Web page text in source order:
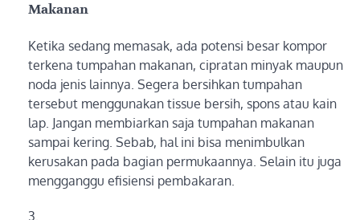
Makanan
Ketika sedang memasak, ada potensi besar kompor
terkena tumpahan makanan, cipratan minyak maupun
noda jenis lainnya. Segera bersihkan tumpahan
tersebut menggunakan tissue bersih, spons atau kain
lap. Jangan membiarkan saja tumpahan makanan
sampai kering. Sebab, hal ini bisa menimbulkan
kerusakan pada bagian permukaannya. Selain itu juga
mengganggu efisiensi pembakaran.